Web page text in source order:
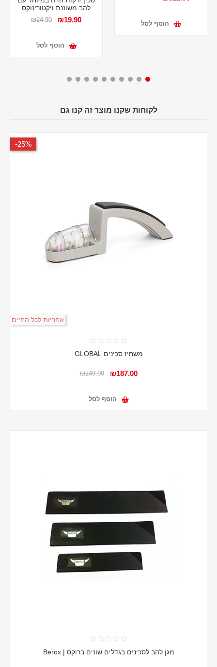
הוסף לסל
להב משוננת ויקטורינוקס
₪19.90
₪24.90
הוסף לסל
לקוחות שקנו מוצר זה קנו גם
25%-
אחריות לכל החיים
משחיז סכינים GLOBAL
₪187.00
₪249.00
הוסף לסל
מגן להב לסכינים בגדלים שונים ברוקס | Berox